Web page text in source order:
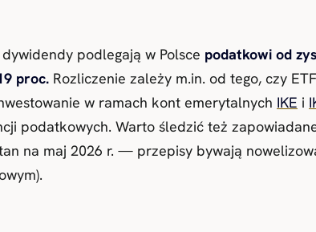
podlegają w Polsce podatkowi od
proc. Rozliczenie zależy m.in. od tego, czy
w ramach kont emerytalnych IKE i
podatkowych. Warto śledzić też
na maj 2026 r. — przepisy bywają